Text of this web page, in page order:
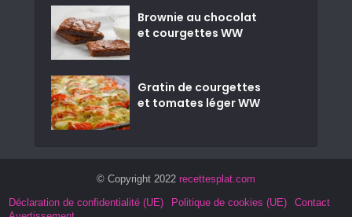
Brownie au chocolat
et courgettes WW
Gratin de courgettes
et tomates léger WW
© Copyright 2022 recettesplat.com
Déclaration de confidentialité (UE)
Politique de cookies (UE)
Contact